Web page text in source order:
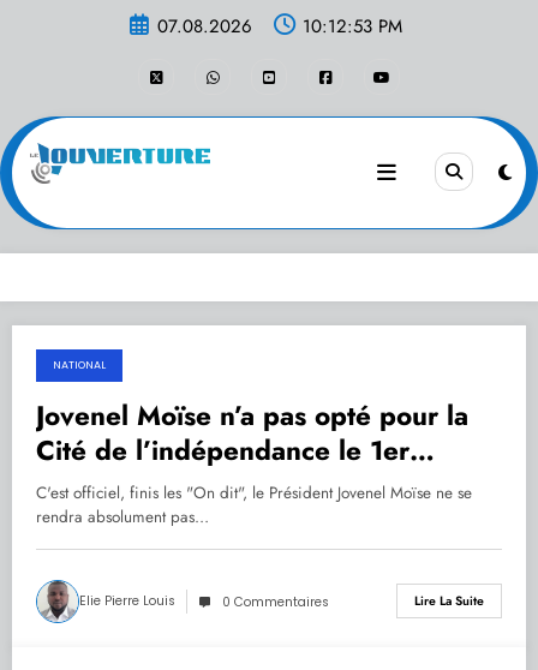
07.08.2026 10:12:54 PM
31.12.2019
NATIONAL
Jovenel Moïse n’a pas opté pour la
Cité de l’indépendance le 1er
janvier 2020
C'est officiel, finis les "On dit", le Président Jovenel Moïse ne se
rendra absolument pas…
Elie Pierre Louis 0 Commentaires Lire La Suite